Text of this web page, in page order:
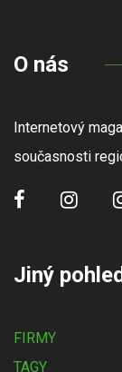
O nás
Internetový
současnosti
Jiný pohled
FIRMY
TAGY